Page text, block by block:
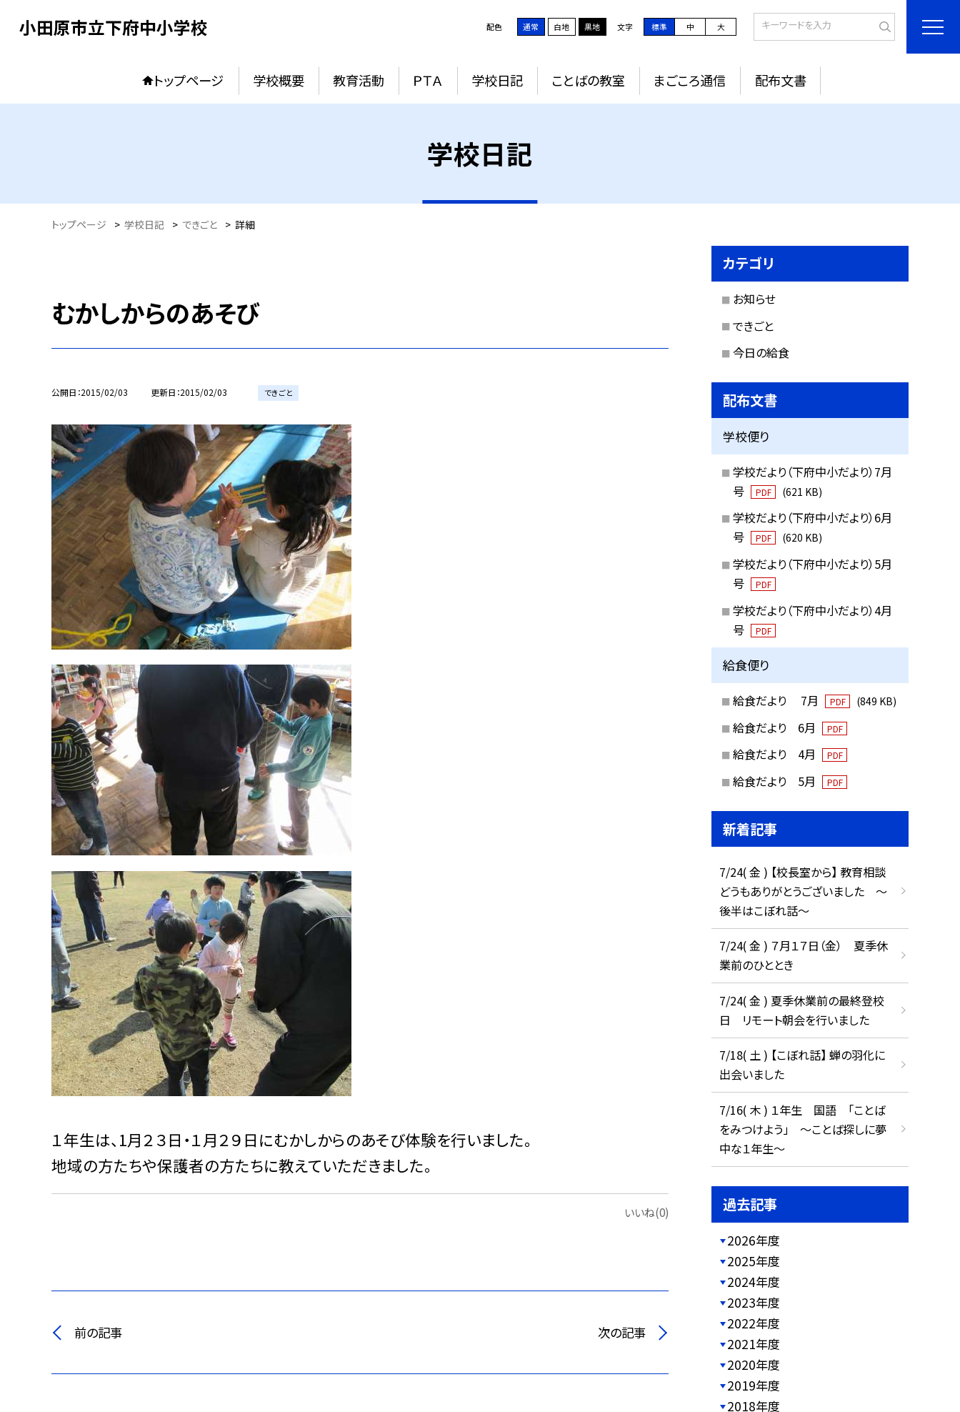
小田原市立下府中小学校 配色 通常 白地 黒地 文字 標準 中 大
トップページ 学校概要 教育活動 ＰＴＡ 学校日記 ことばの教室 まごころ通信 配布文書
学校日記
トップページ > 学校日記 > できごと > 詳細
むかしからのあそび
公開日 2015/02/03 更新日 2015/02/03 できごと
１年生は、1月２３日・１月２９日にむかしからのあそび体験を行いました。
地域の方たちや保護者の方たちに教えていただきました。
いいね(0)
前の記事 次の記事
カテゴリ
お知らせ
できごと
今日の給食
配布文書
学校便り
学校だより（下府中小だより）7月
号
PDF (621 KB)
学校だより（下府中小だより）6月
号
PDF (620 KB)
学校だより（下府中小だより）5月
号
PDF
学校だより（下府中小だより）4月
号
PDF
給食便り
給食だより 7月 PDF (849 KB)
給食だより 6月 PDF
給食だより 4月 PDF
給食だより 5月 PDF
新着記事
7/24( 金 ) 【校長室から】 教育相談
どうもありがとうございました ～
後半はこぼれ話～
7/24( 金 ) ７月１７日（金） 夏季休
業前のひととき
7/24( 金 ) 夏季休業前の最終登校
日 リモート朝会を行いました
7/18( 土 ) 【こぼれ話】 蝉の羽化に
出会いました
7/16( 木 ) １年生 国語 「ことば
をみつけよう」 ～ことば探しに夢
中な１年生～
過去記事
2026年度
2025年度
2024年度
2023年度
2022年度
2021年度
2020年度
2019年度
2018年度